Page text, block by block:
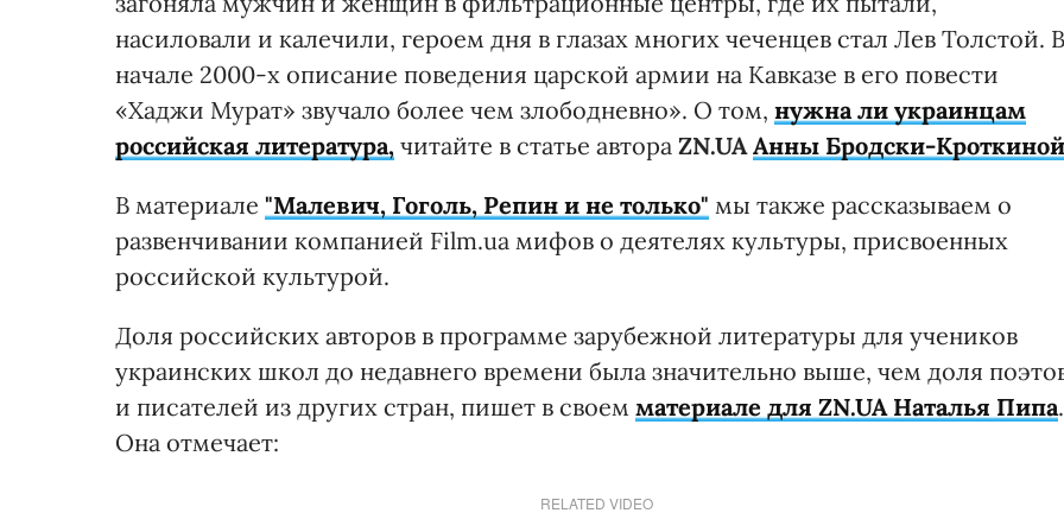
насиловали и калечили, героем дня в глазах многих чеченцев стал Лев Толстой. В
начале 2000-х описание поведения царской армии на Кавказе в его повести
«Хаджи Мурат» звучало более чем злободневно». О том, нужна ли украинцам
российская литература, читайте в статье автора ZN.UA Анны Бродски-
В материале "Малевич, Гоголь, Репин и не только" мы также рассказываем о
развенчивании компанией Film.ua мифов о деятелях культуры, присвоенных
российской культурой.
Доля российских авторов в программе зарубежной литературы для учеников
украинских школ до недавнего времени была значительно выше, чем доля
и писателей из других стран, пишет в своем материале для ZN.UA Наталья Пипа.
Она отмечает:
RELATED VIDEO